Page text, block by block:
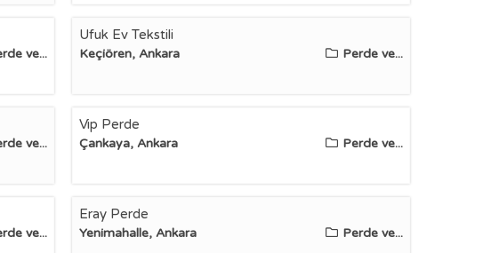
ve...
Ufuk Ev Tekstili
Keçiören, Ankara Perde ve...
ve...
Vip Perde
Çankaya, Ankara Perde ve...
ve...
Eray Perde
Yenimahalle, Ankara Perde ve...